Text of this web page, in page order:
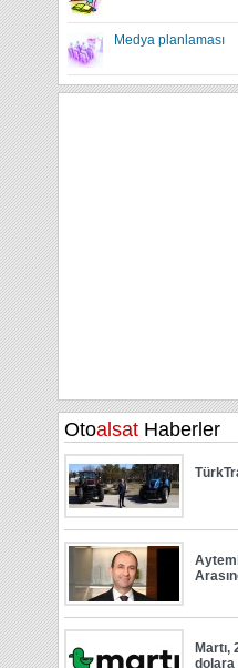
Medya planlaması